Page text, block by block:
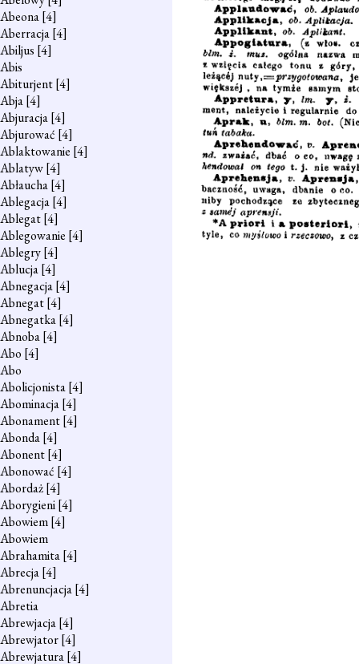
Abeona[4]
Aberracja[4]
Abiljus [4]
Abis
Abiturjent[4]
Abja[4]
Abjuracja[4]
Abjurować [4]
Ablaktowanie [4]
Ablatyw[4]
Abłaucha[4]
Ablegacja[4]
Ablegat[4]
Ablegowanie [4]
Ablegry[4]
Ablucja[4]
Abnegacja[4]
Abnegat[4]
Abnegatka[4]
Abnoba[4]
Abo [4]
Abo
Abolicjonista[4]
Abominacja[4]
Abonament[4]
Abonda[4]
Abonent[4]
Abonować [4]
Abordaż[4]
Aborygieni[4]
Abowiem[4]
Abowiem
Abrahamita[4]
Abrecja[4]
Abrenuncjacja[4]
Abretia
Abrewjacja[4]
Abrewjator[4]
Abrewjatura[4]